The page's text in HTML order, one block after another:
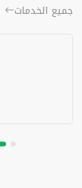
جميع الخدمات